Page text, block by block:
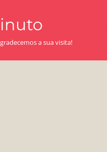
a sua visita!